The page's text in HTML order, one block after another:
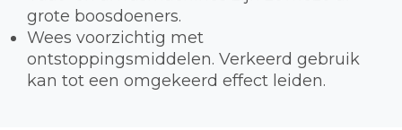
grote boosdoeners.
Wees voorzichtig met
ontstoppingsmiddelen. Verkeerd gebruik
kan tot een omgekeerd effect leiden.